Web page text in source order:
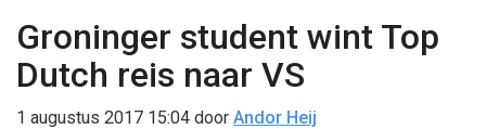
Groninger student wint Top
Dutch reis naar VS
1 augustus 2017 15:04 door Andor Heij